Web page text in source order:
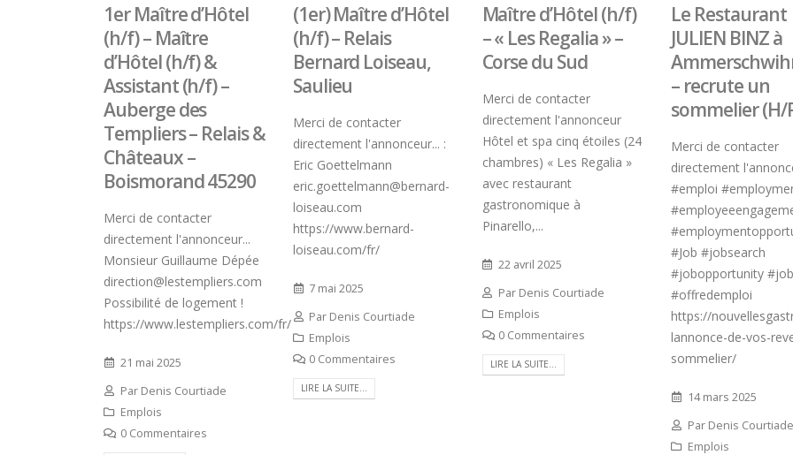
1er Maître d’Hôtel
(h/f) – Maître
d’Hôtel (h/f) &
Assistant (h/f) –
Auberge des
Templiers – Relais &
Châteaux –
Boismorand 45290
Merci de contacter
directement l'annonceur...
Monsieur Guillaume Dépée
direction@lestempliers.com
Possibilité de logement !
https://www.lestempliers.com/fr/
21 mai 2025
Par Denis Courtiade
Emplois
0 Commentaires
(1er) Maître d’Hôtel
(h/f) – Relais
Bernard Loiseau,
Saulieu
Merci de contacter
directement l'annonceur... :
Eric Goettelmann
eric.goettelmann@bernard-
loiseau.com
https://www.bernard-
loiseau.com/fr/
7 mai 2025
Par Denis Courtiade
Emplois
0 Commentaires
LIRE LA SUITE...
Maître d’Hôtel (h/f)
– « Les Regalia » –
Corse du Sud
Merci de contacter
directement l'annonceur
Hôtel et spa cinq étoiles (24
chambres) « Les Regalia »
avec restaurant
gastronomique à
Pinarello,...
22 avril 2025
Par Denis Courtiade
Emplois
0 Commentaires
LIRE LA SUITE...
Le Restaurant
JULIEN BINZ à
– recrute un
sommelier (H/
Merci de contacter
directement
#emploi
#Job #jobsearch
#jobopportunity
#offredemploi
https://
lannonce-de-vos-
sommelier/
14 mars 2025
Par Denis Courtiade
Emplois
Concours général des métiers
« CSR » 2026 : le palmarès
officiel
18 juillet 2026
Hyacinthe Lescoët (The
Cambridge Public House, Little
Red Door) : « L’accueil reste
notre plus grande valeur ajoutée »
18 juillet 2026
Trophée du Maître d’Hôtel
2027 : les douze demi-
finalistes dévoilés
16 juillet 2026
Bertrand Noeureuil et Elsa
Jeanvoine à la tête de
L’Orangerie du George V à
Serge Dubs, meilleur
sommelier du monde, part à
la retraite après plus de 50
ans de service
Quimper, Gilles Léost fait ses
Concours général des
« CSR » 2026 : le
officiel
Hyacinthe Lescoët
Cambridge Public
Red Door) : « L’accueil
notre plus grande valeur
18 juillet 2026
Trophée du Maître
2027 : les douze demi-
finalistes dévoilés
16 juillet 2026